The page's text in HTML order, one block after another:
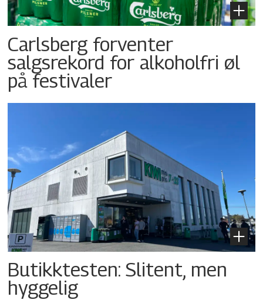
Carlsberg forventer
salgsrekord for alkoholfri øl
på festivaler
Butikktesten: Slitent, men
hyggelig